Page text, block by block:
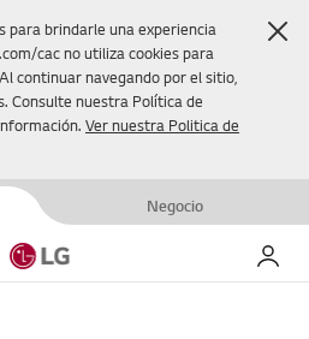
para brindarle una experiencia
cac no utiliza cookies para
continuar navegando por el sitio,
Consulte nuestra Política de
Ver nuestra Politica de
Negocio
Mi LG